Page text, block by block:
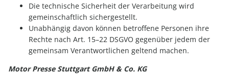
Die technische Sicherheit der Verarbeitung wird
gemeinschaftlich sichergestellt.
Unabhängig davon können betroffene Personen ihre
Rechte nach Art. 15–22 DSGVO gegenüber jedem der
gemeinsam Verantwortlichen geltend machen.
Motor Presse Stuttgart GmbH & Co. KG